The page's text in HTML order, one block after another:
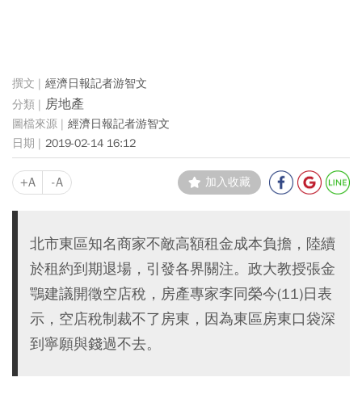
經濟日報記者游智文
房地產
經濟日報記者游智文
2019-02-14 16:12
+A -A 加入收藏
北市東區知名商家不敵高額租金成本負擔，陸續
於租約到期退場，引發各界關注。政大教授張金
鶚建議開徵空店稅，房產專家李同榮今(11)日表
示，空店稅制裁不了房東，因為東區房東口袋深
到寧願與錢過不去。